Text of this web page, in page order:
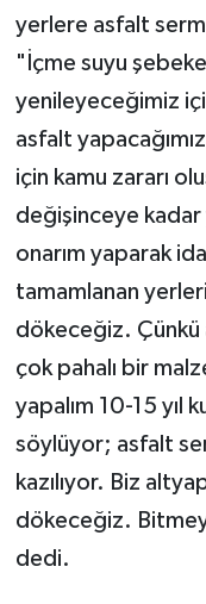
yerlere asfalt
"İçme suyu
yenileyeceğimiz
asfalt
için kamu zararı
değişinceye kadar
onarım yaparak
tamamlanan
dökeceğiz. Çünkü
çok pahalı bir
yapalım 10-15 yıl
söylüyor; asfalt
kazılıyor. Biz
dökeceğiz.
dedi.